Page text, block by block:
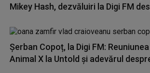
Mikey Hash, dezvăluiri la Digi FM
Șerban Copoț, la Digi FM:
Animal X la Untold și adevărul